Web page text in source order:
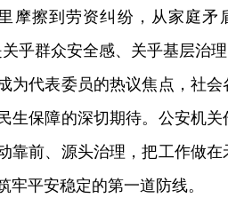
摩擦到劳资纠纷，从家庭矛
乎群众安全感、关乎基层治
为代表委员的热议焦点，社
生保障的深切期待。公安机
靠前、源头治理，把工作做
牢平安稳定的第一道防线。